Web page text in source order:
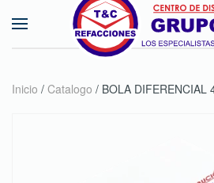
Skip to main content
Inicio / Catalogo / BOLA DIFERENCIAL